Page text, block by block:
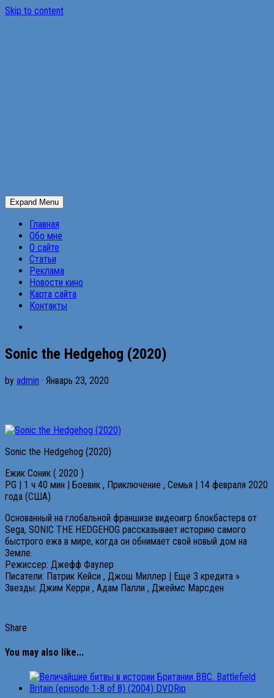
Skip to content
Expand Menu
Главная
Обо мне
О сайте
Статьи
Реклама
Новости кино
Карта сайта
Контакты
Sonic the Hedgehog (2020)
by admin · Январь 23, 2020
Sonic the Hedgehog (2020)
Ежик Соник ( 2020 )
PG | 1 ч 40 мин | Боевик , Приключение , Семья | 14 февраля 2020
года (США)
Основанный на глобальной франшизе видеоигр блокбастера от
Sega, SONIC THE HEDGEHOG рассказывает историю самого
быстрого ежа в мире, когда он обнимает свой новый дом на
Земле.
Режиссер: Джефф Фаулер
Писатели: Патрик Кейси , Джош Миллер | Еще 3 кредита »
Звезды: Джим Керри , Адам Палли , Джеймс Марсден
Share
You may also like...